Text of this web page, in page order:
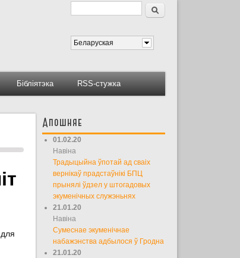
Форма пошуку
Пошук
Беларуская
Бібліятэка RSS-стужка
Апошняе
01.02.20
Навіна
Традыцыйна ўпотай ад сваіх
вернікаў прадстаўнікі БПЦ
прынялі ўдзел у штогадовых
экуменічных служэньнях
21.01.20
Навіна
Сумеснае экуменічнае
набажэнства адбылося ў Гродна
21.01.20